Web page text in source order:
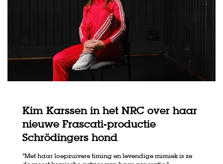
Kim Karssen in het NRC over haar
nieuwe Frascati-productie
Schrödingers hond
''Met haar loepzuivere timing en levendige mimiek is ze